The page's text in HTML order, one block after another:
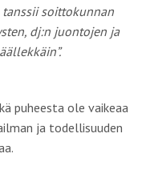
tanssii soittokunnan
dj:n juontojen ja
puheesta ole vaikeaa
ja todellisuuden